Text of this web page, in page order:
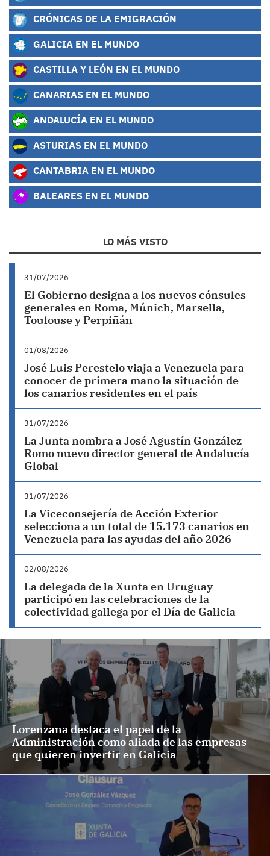
CRÓNICAS DE LA EMIGRACIÓN
GALICIA EN EL MUNDO
CASTILLA Y LEÓN EN EL MUNDO
CANARIAS EN EL MUNDO
ANDALUCÍA EN EL MUNDO
ASTURIAS EN EL MUNDO
CANTABRIA EN EL MUNDO
BALEARES EN EL MUNDO
LO MÁS VISTO
31/07/2026
El Gobierno designa a los nuevos cónsules
generales en Roma, Múnich, Marsella,
Toulouse y Perpiñán
01/08/2026
José Luis Perestelo viaja a Venezuela para
conocer de primera mano la situación de
los canarios residentes en el país
31/07/2026
La Junta nombra a José Agustín González
Romo nuevo director general de Andalucía
Global
31/07/2026
La Viceconsejería de Acción Exterior
selecciona a un total de 15.173 canarios en
Venezuela para las ayudas del año 2026
02/08/2026
La delegada de la Xunta en Uruguay
participó en las celebraciones de la
colectividad gallega por el Día de Galicia
Lorenzana destaca el papel de la
Administración como aliada de las empresas
que quieren invertir en Galicia